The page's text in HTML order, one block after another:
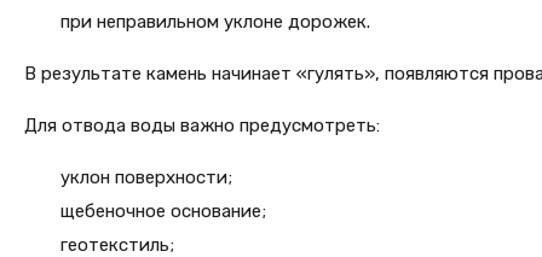
при неправильном уклоне дорожек.
В результате камень начинает «гулять», появляются
Для отвода воды важно предусмотреть:
уклон поверхности;
щебеночное основание;
геотекстиль;